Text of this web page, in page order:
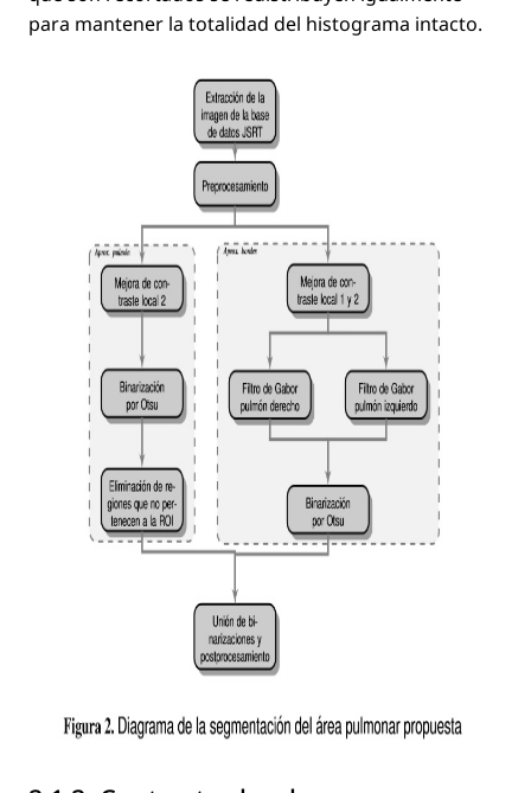
para mantener la totalidad del histograma intacto.